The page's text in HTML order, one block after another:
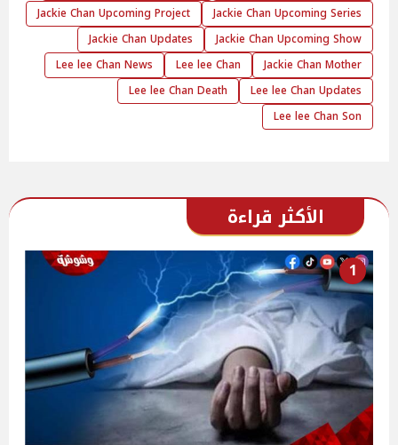
Jackie Chan Upcoming Series
Jackie Chan Upcoming Project
Jackie Chan Upcoming Show
Jackie Chan Updates
Jackie Chan Mother
Lee lee Chan
Lee lee Chan News
Lee lee Chan Updates
Lee lee Chan Death
Lee lee Chan Son
الأكثر قراءة
1